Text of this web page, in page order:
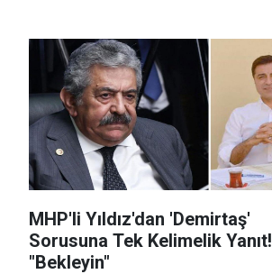
MHP'li Yıldız'dan 'Demirtaş'
Sorusuna Tek Kelimelik Yanıt!
"Bekleyin"